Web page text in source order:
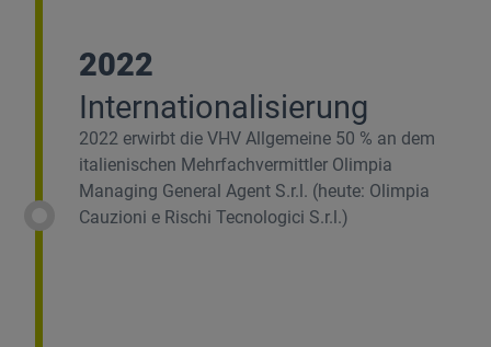
2022
Internationalisierung
2022 erwirbt die VHV Allgemeine 50 % an dem
italienischen Mehrfachvermittler Olimpia
Managing General Agent S.r.l. (heute: Olimpia
Cauzioni e Rischi Tecnologici S.r.l.)